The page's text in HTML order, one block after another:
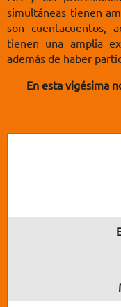
simultáneas tienen
son cuentacuentos,
tienen una amplia
además de haber
En esta vigésima